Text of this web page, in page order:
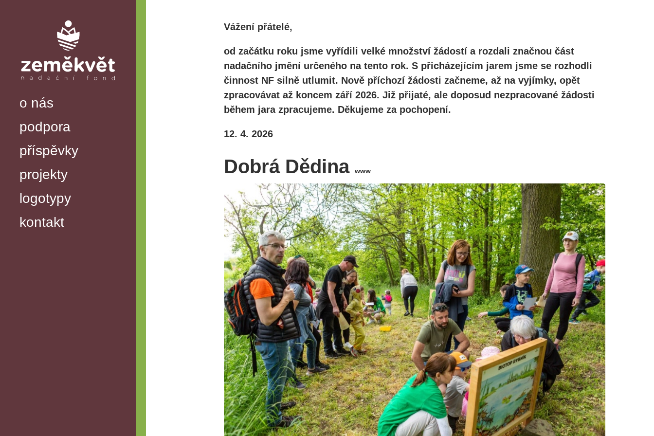
o nás
podpora
příspěvky
projekty
logotypy
kontakt
Vážení přátelé,
od začátku roku jsme vyřídili velké množství žádostí a rozdali značnou část
nadačního jmění určeného na tento rok. S přicházejícím jarem jsme se rozhodli
činnost NF silně utlumit. Nově příchozí žádosti začneme, až na vyjímky, opět
zpracovávat až koncem září 2026. Již přijaté, ale doposud nezpracované žádosti
během jara zpracujeme. Děkujeme za pochopení.
12. 4. 2026
Dobrá Dědina www